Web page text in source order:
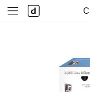
사
이
다
나
와